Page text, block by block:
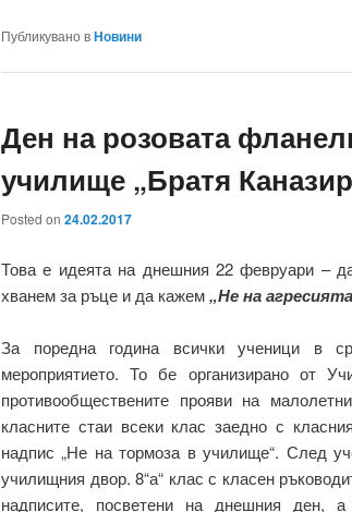
Публикувано вНовини
Ден на розовата
училище „Братя
Posted on 24.02.2017
Това е идеята на днешния 22 февруари –
хванем за ръце и да кажем„Не на
За поредна година всички ученици в
мероприятието. То бе организирано от
противообществените прояви на
класните стаи всеки клас заедно с
надпис „Не на тормоза в училище“. След
училищния двор. 8“а“ клас с класен
надписите, посветени на днешния ден,